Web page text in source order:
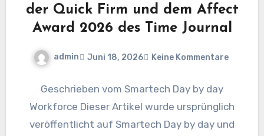
der Quick Firm und dem Affect
Award 2026 des Time Journal
admin Juni 18, 2026 Keine Kommentare
Geschrieben vom Smartech Day by day
Workforce Dieser Artikel wurde ursprünglich
veröffentlicht auf Smartech Day by day und